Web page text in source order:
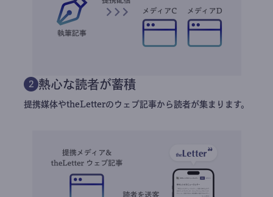
2 熱心な読者が蓄積
提携媒体やtheLetterのウェブ記事から読者が集まります。